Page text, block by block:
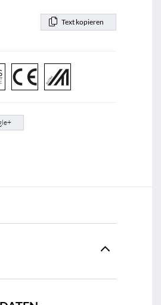
Text kopieren